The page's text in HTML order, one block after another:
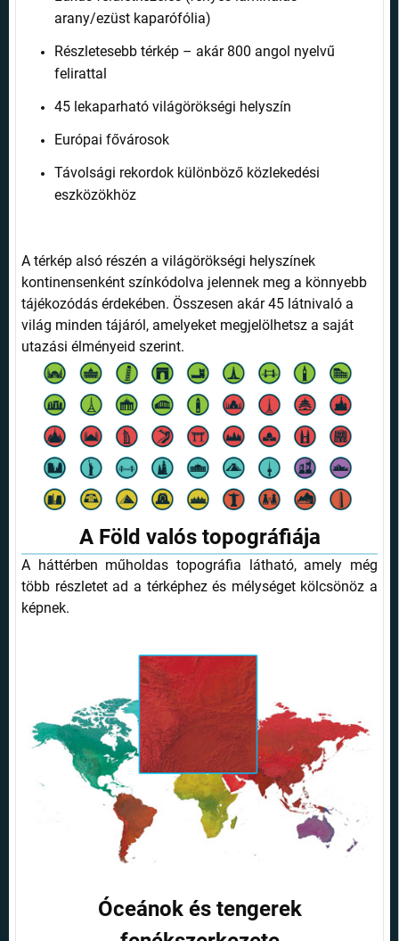
arany/ezüst kaparófólia)
Részletesebb térkép – akár 800 angol nyelvű
felirattal
45 lekaparható világörökségi helyszín
Európai fővárosok
Távolsági rekordok különböző közlekedési
eszközökhöz
A térkép alsó részén a világörökségi helyszínek
kontinensenként színkódolva jelennek meg a könnyebb
tájékozódás érdekében. Összesen akár 45 látnivaló a
világ minden tájáról, amelyeket megjelölhetsz a saját
utazási élményeid szerint.
A Föld valós topográfiája
A háttérben műholdas topográfia látható, amely még
több részletet ad a térképhez és mélységet kölcsönöz a
képnek.
Óceánok és tengerek